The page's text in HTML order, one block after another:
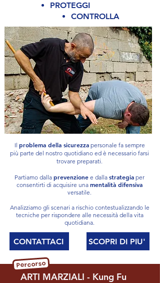
PROTEGGI
CONTROLLA
Il problema della sicurezzapersonale fa sempre
più parte del nostro quotidiano ed è necessario farsi
trovare preparati.
Partiamo dalla prevenzione e dalla strategia per
consentirti di acquisire una mentalità difensiva
versatile.
Analizziamo gli scenari a rischio contestualizzando le
tecniche per rispondere alle necessità della vita
quotidiana.
CONTATTACI SCOPRI DI PIU'
Percorso
ARTI MARZIALI - Kung Fu